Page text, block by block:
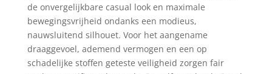
de onvergelijkbare casual look en maximale
bewegingsvrijheid ondanks een modieus,
nauwsluitend silhouet. Voor het aangename
draaggevoel, ademend vermogen en een op
schadelijke stoffen geteste veiligheid zorgen fair